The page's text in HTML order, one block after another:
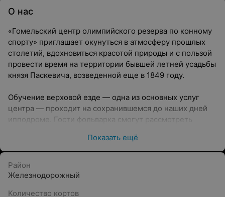
О нас
«Гомельский центр олимпийского резерва по конному
спорту» приглашает окунуться в атмосферу прошлых
столетий, вдохновиться красотой природы и с пользой
провести время на территории бывшей летней усадьбы
князя Паскевича, возведенной еще в 1849 году.
Обучение верховой езде — одна из основных услуг
центра — проходит на сохранившемся до наших дней
ипподроме. Гости фольварка смогут рассмотреть
конюшни и домик управляющего, прогуляться по
липовой аллее и вдоль водоема, побывать в
незабываемых по красоте местах.
Показать ещё
Район
Железнодорожный
Количество кортов